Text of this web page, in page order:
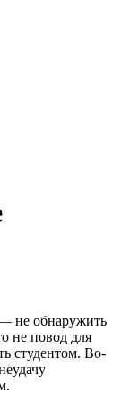
не обнаружить
не повод для
студентом. Во-